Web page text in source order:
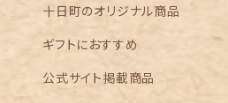
十日町のオリジナル商品
ギフトにおすすめ
公式サイト掲載商品